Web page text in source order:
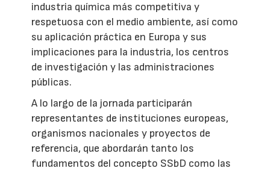
industria química más competitiva y
respetuosa con el medio ambiente, así como
su aplicación práctica en Europa y sus
implicaciones para la industria, los centros
de investigación y las administraciones
públicas.
A lo largo de la jornada participarán
representantes de instituciones europeas,
organismos nacionales y proyectos de
referencia, que abordarán tanto los
fundamentos del concepto SSbD como las